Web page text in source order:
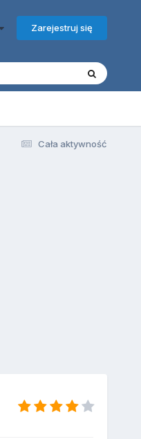
Zarejestruj się
Cała aktywność